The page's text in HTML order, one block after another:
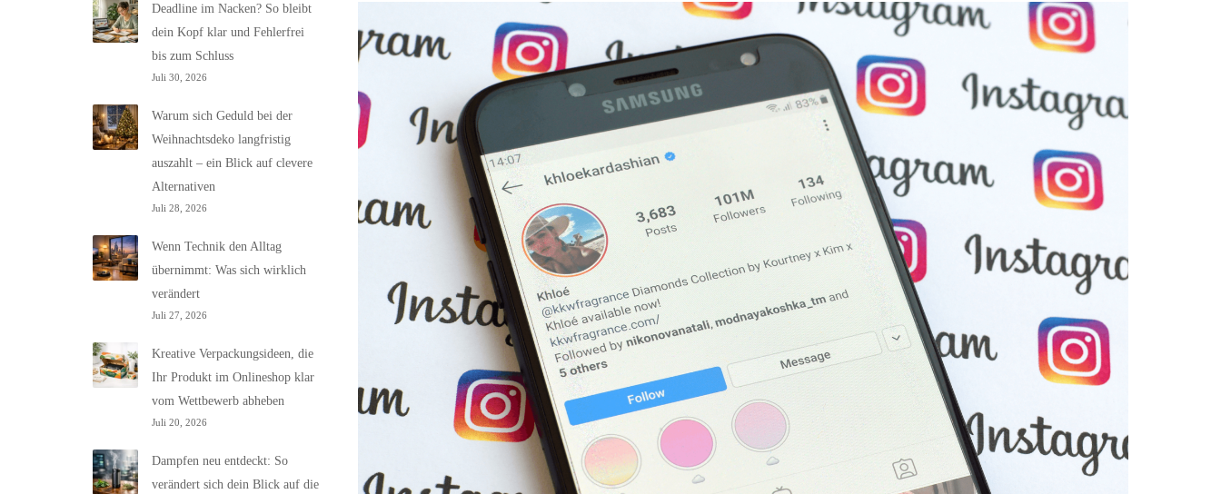
Deadline im Nacken? So bleibt
dein Kopf klar und Fehlerfrei
bis zum Schluss
Juli 30, 2026
Warum sich Geduld bei der
Weihnachtsdeko langfristig
auszahlt – ein Blick auf clevere
Alternativen
Juli 28, 2026
Wenn Technik den Alltag
übernimmt: Was sich wirklich
verändert
Juli 27, 2026
Kreative Verpackungsideen, die
Ihr Produkt im Onlineshop klar
vom Wettbewerb abheben
Juli 20, 2026
Dampfen neu entdeckt: So
verändert sich dein Blick auf die